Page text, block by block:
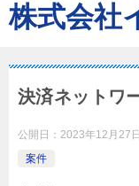
株式会社
決済ネットワ
公開日： 2023年12月27日
案件